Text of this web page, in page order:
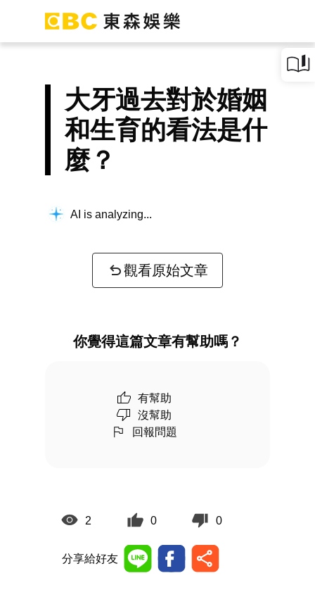
大牙過去對於婚姻
和生育的看法是什
麼？
AI is analyzing...
觀看原始文章
你覺得這篇文章有幫助嗎？
有幫助
沒幫助
回報問題
2 0 0
分享給好友